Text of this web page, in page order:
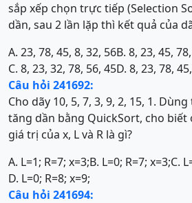
sắp xếp chọn trực tiếp (Selection
dần, sau 2 lần lặp thì kết quả của
A. 23, 78, 45, 8, 32, 56B. 8, 23, 45,
C. 8, 23, 32, 78, 56, 45D. 8, 23, 78,
Câu hỏi 241692:
Cho dãy 10, 5, 7, 3, 9, 2, 15, 1.
tăng dần bằng QuickSort, cho
giá trị của x, L và R là gì?
A. L=1; R=7; x=3;B. L=0; R=7; x=3;C.
D. L=0; R=8; x=9;
Câu hỏi 241694: